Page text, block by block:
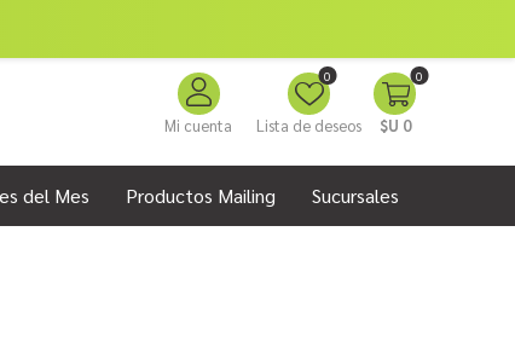
Mi cuenta Lista de deseos
0 0
$U 0
del Mes Productos Mailing Sucursales